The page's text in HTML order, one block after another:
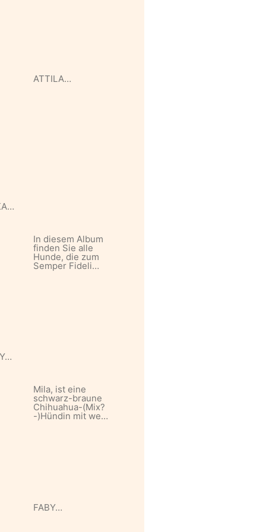
ATTILA…
In diesem Album
finden Sie alle
Hunde, die zum
Semper Fideli…
Mila, ist eine
schwarz-braune
Chihuahua-(Mix?
-)Hündin mit we…
FABY…